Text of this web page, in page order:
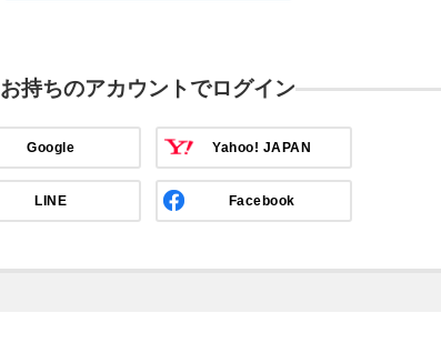
お持ちのアカウントでログイン
Google Yahoo! JAPAN
LINE Facebook